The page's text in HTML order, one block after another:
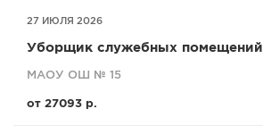
27 ИЮЛЯ 2026
Уборщик служебных помещений
МАОУ ОШ № 15
от 27093 р.